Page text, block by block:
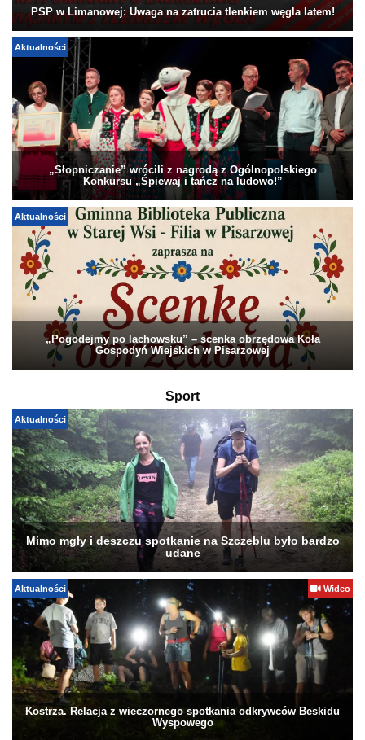
PSP w Limanowej: Uwaga na zatrucia tlenkiem węgla latem!
Aktualności
„Słopniczanie” wrócili z nagrodą z Ogólnopolskiego
Konkursu „Śpiewaj i tańcz na ludowo!”
Aktualności
„Pogodejmy po lachowsku” – scenka obrzędowa Koła
Gospodyń Wiejskich w Pisarzowej
Sport
Aktualności
Mimo mgły i deszczu spotkanie na Szczeblu było bardzo
udane
Aktualności Wideo
Kostrza. Relacja z wieczornego spotkania odkrywców Beskidu
Wyspowego